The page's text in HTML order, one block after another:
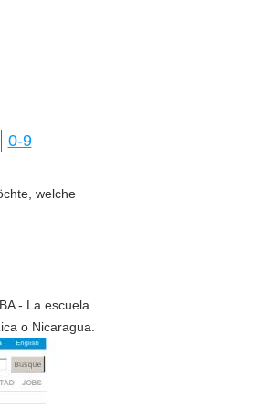
0-9
welche
- La escuela
o Nicaragua.